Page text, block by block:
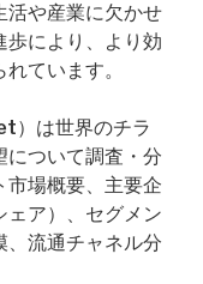
活や産業に欠かせ
歩により、より効
ています。
）は世界のチラ
について調査・分
市場概要、主要企
ェア）、セグメン
、流通チャネル分